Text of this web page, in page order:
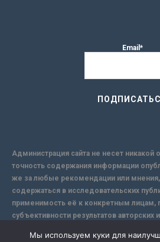
Email*
Администрация сайта не несет никакой
точность содержания информации
же за любые рекомендации или
содержаться в исследовательских
применимость её к конкретным лицам,
субъективности результатов
надежной защиты информации, Сайт не
Мы используем куки для